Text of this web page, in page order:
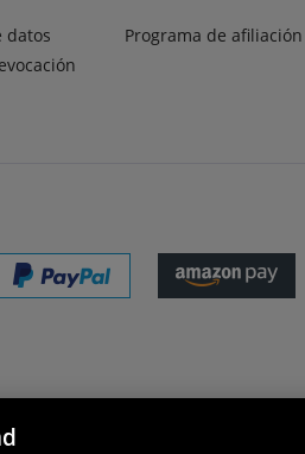
datos
Programa de afiliación